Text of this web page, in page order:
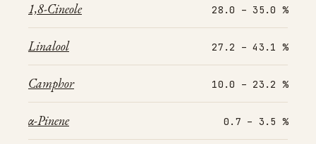
1,8-Cineole 28.0 – 35.0 %
Linalool 27.2 – 43.1 %
Camphor 10.0 – 23.2 %
α-Pinene 0.7 – 3.5 %